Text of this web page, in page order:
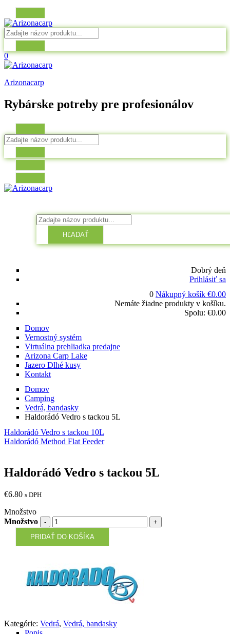
0
Arizonacarp
Rybárske potreby pre profesionálov
HĽADAŤ
Dobrý deň
Prihlásiť sa
0 Nákupný košík €0.00
Nemáte žiadne produkty v košíku.
Spolu: €0.00
Domov
Vernostný systém
Virtuálna prehliadka predajne
Arizona Carp Lake
Jazero Dlhé kusy
Kontakt
Domov
Camping
Vedrá, bandasky
Haldorádó Vedro s tackou 5L
Haldorádó Vedro s tackou 10L
Haldorádó Method Flat Feeder
Haldorádó Vedro s tackou 5L
€6.80 s DPH
Množstvo
Množstvo
PRIDAŤ DO KOŠÍKA
Kategórie: Vedrá, Vedrá, bandasky